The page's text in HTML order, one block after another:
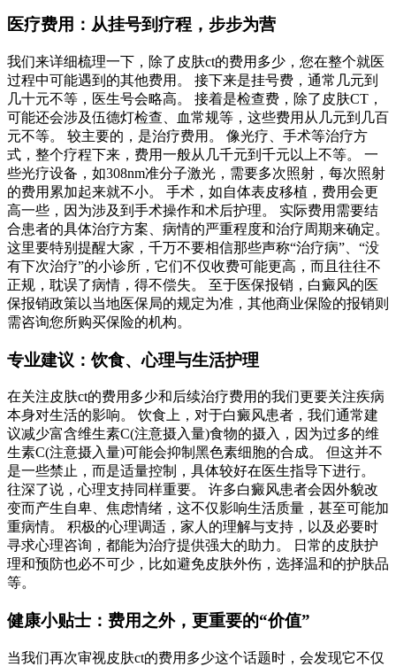
医疗费用：从挂号到疗程，步步为营
我们来详细梳理一下，除了皮肤ct的费用多少，您在整个就医
过程中可能遇到的其他费用。 接下来是挂号费，通常几元到
几十元不等，医生号会略高。 接着是检查费，除了皮肤CT，
可能还会涉及伍德灯检查、血常规等，这些费用从几元到几百
元不等。 较主要的，是治疗费用。 像光疗、手术等治疗方
式，整个疗程下来，费用一般从几千元到千元以上不等。 一
些光疗设备，如308nm准分子激光，需要多次照射，每次照射
的费用累加起来就不小。 手术，如自体表皮移植，费用会更
高一些，因为涉及到手术操作和术后护理。 实际费用需要结
合患者的具体治疗方案、病情的严重程度和治疗周期来确定。
这里要特别提醒大家，千万不要相信那些声称“治疗病”、“没
有下次治疗”的小诊所，它们不仅收费可能更高，而且往往不
正规，耽误了病情，得不偿失。 至于医保报销，白癜风的医
保报销政策以当地医保局的规定为准，其他商业保险的报销则
需咨询您所购买保险的机构。
专业建议：饮食、心理与生活护理
在关注皮肤ct的费用多少和后续治疗费用的我们更要关注疾病
本身对生活的影响。 饮食上，对于白癜风患者，我们通常建
议减少富含维生素C(注意摄入量)食物的摄入，因为过多的维
生素C(注意摄入量)可能会抑制黑色素细胞的合成。 但这并不
是一些禁止，而是适量控制，具体较好在医生指导下进行。
往深了说，心理支持同样重要。 许多白癜风患者会因外貌改
变而产生自卑、焦虑情绪，这不仅影响生活质量，甚至可能加
重病情。 积极的心理调适，家人的理解与支持，以及必要时
寻求心理咨询，都能为治疗提供强大的助力。 日常的皮肤护
理和预防也必不可少，比如避免皮肤外伤，选择温和的护肤品
等。
健康小贴士：费用之外，更重要的“价值”
当我们再次审视皮肤ct的费用多少这个话题时，会发现它不仅